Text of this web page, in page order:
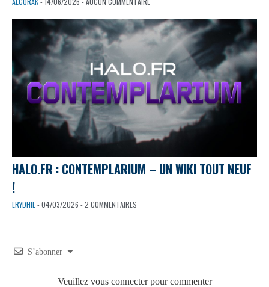
HALO.FR : CONTEMPLARIUM – UN WIKI TOUT NEUF
!
ERYDHIL - 04/03/2026 - 2 COMMENTAIRES
S’abonner
Veuillez vous connecter pour commenter